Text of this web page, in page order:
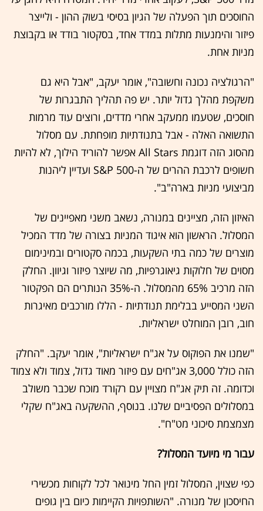
החוסכים תוך הפעלה של הגיון בסיסי בשוק ההון - ולייצר
פיזור והימנעות מתלות במדד אחד, בסקטור בודד או בקבוצת
מניות אחת.
"הרגולציה נכונה וחשובה", אומר יעקב, "אבל היא גם
משקפת מהלך גדול יותר. יש פה תהליך התבגרות של
חוסכים, שטעמו ממעקב אחרי מדדים, ורוצים עוד מרמות
התשואה האלה - אבל בתנודתיות מופחתת. עם מסלול
מהסוג הזה דוגמת All Stars
אפשר להוריד הילוך, לא להיות
חשופים לרכבת ההרים של ה-
S&P 500 ועדיין ליהנות
מביצועי מניות בארה"ב".
האיזון הזה, מציינים במנורה, נשאב משני מאפיינים של
המסלול. הראשון הוא איגוד המניות בצורה של מדד המכיל
מוצרים של כמה בתי השקעות, בכמה סקטורים ובמינימום
מסוים של חלוקות גיאוגרפיות, מה שיוצר פיזור וגיוון. החלק
הזה מרכיב 65% מהמסלול. ה-35% הנותרים הם הפקטור
השני המסייע בבלימת תנודתיות - הללו מורכבים מאיגרות
חוב, רובן המוחלט ישראליות.
"שמנו את הפוקוס על אג"ח ישראליות", אומר יעקב. "החלק
הזה כולל 3,000 אג"חים עם פיזור מאוד גדול, צמוד ולא צמוד
וכדומה. זה תיק אג"ח מצויין עם רקורד מוכח שכבר משולב
במסלולים הפסיביים שלנו. בנוסף, ההשקעה באג"ח שקלי
מצמצמת סיכוני מט"ח".
עבור מי מיועד המסלול?
כפי שצוין, המסלול זמין החל מינואר לכל לקוחות מכשירי
החיסכון של מנורה. "השותפויות הקיימות כיום בין גופים